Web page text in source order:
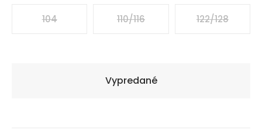
104 110/116 122/128
Vypredané